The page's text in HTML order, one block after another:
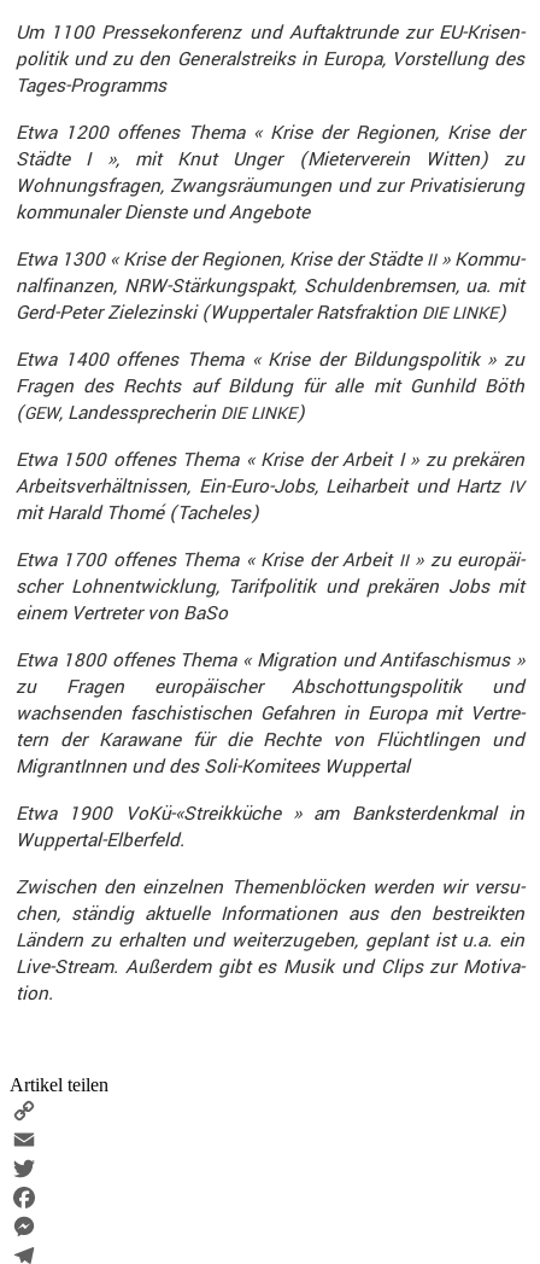
Um 1100 Presse­kon­fe­renz und Auftakt­runde zur EU-Krisen­
po­litik und zu den General­streiks in Europa, Vorstel­lung des
Tages-Programms
Etwa 1200 offenes Thema « Krise der Regionen, Krise der
Städte I », mit Knut Unger (Mieter­verein Witten) zu
Wohnungs­fragen, Zwangs­räu­mungen und zur Priva­ti­sie­rung
kommu­naler Dienste und Angebote
Etwa 1300 « Krise der Regionen, Krise der Städte II» Kommu­
nal­fi­nanzen, NRW-Stärkungs­pakt, Schul­den­bremsen, ua. mit
Gerd-Peter Ziele­zinski (Wupper­taler Ratsfrak­tion DIE LINKE)
Etwa 1400 offenes Thema « Krise der Bildungs­po­litik » zu
Fragen des Rechts auf Bildung für alle mit Gunhild Böth
(GEW, Landes­spre­cherin DIE LINKE)
Etwa 1500 offenes Thema « Krise der Arbeit I » zu prekären
Arbeits­ver­hält­nissen, Ein-Euro-Jobs, Leihar­beit und Hartz IV
mit Harald Thomé (Tacheles)
Etwa 1700 offenes Thema « Krise der Arbeit II» zu europäi­
scher Lohnent­wick­lung, Tarif­po­litik und prekären Jobs mit
einem Vertreter von BaSo
Etwa 1800 offenes Thema « Migra­tion und Antifa­schismus »
zu Fragen europäi­scher Abschot­tungs­po­litik und
wachsenden faschis­ti­schen Gefahren in Europa mit Vertre­
tern der Karawane für die Rechte von Flücht­lingen und
Migran­tInnen und des Soli-Komitees Wuppertal
Etwa 1900 VoKü-«Streikküche » am Banks­ter­denkmal in
Wuppertal-Elber­feld.
Zwischen den einzelnen Themen­blö­cken werden wir versu­
chen, ständig aktuelle Infor­ma­tionen aus den bestreikten
Ländern zu erhalten und weiter­zu­geben, geplant ist u.a. ein
Live-Stream. Außerdem gibt es Musik und Clips zur Motiva­
tion.
Artikel teilen
Copy
Link
Email
Twitter
Facebook
Messenger